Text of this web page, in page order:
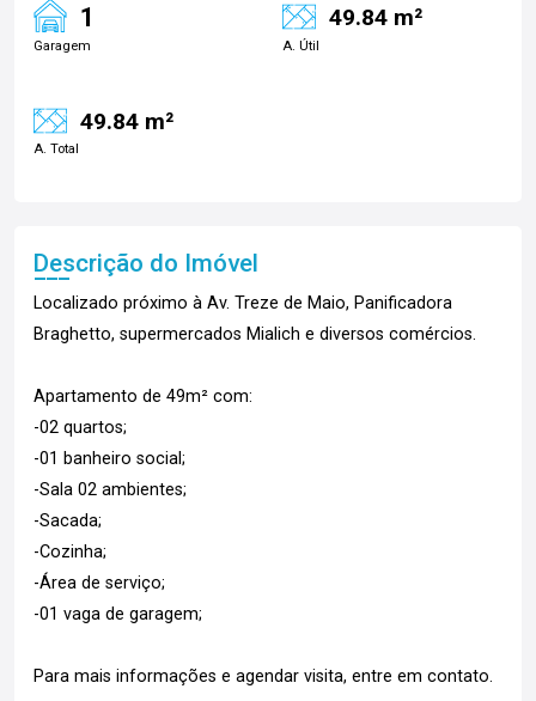
1
Garagem
49.84 m²
A. Útil
49.84 m²
A. Total
Descrição do Imóvel
Localizado próximo à Av. Treze de Maio, Panificadora
Braghetto, supermercados Mialich e diversos comércios.
Apartamento de 49m² com:
-02 quartos;
-01 banheiro social;
-Sala 02 ambientes;
-Sacada;
-Cozinha;
-Área de serviço;
-01 vaga de garagem;
Para mais informações e agendar visita, entre em contato.